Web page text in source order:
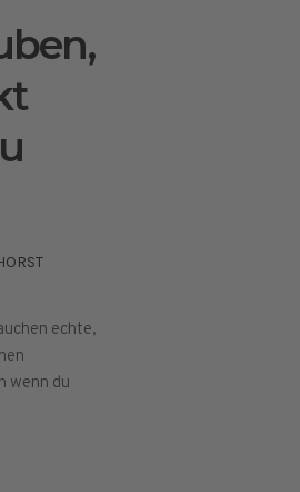
echte,
wenn du